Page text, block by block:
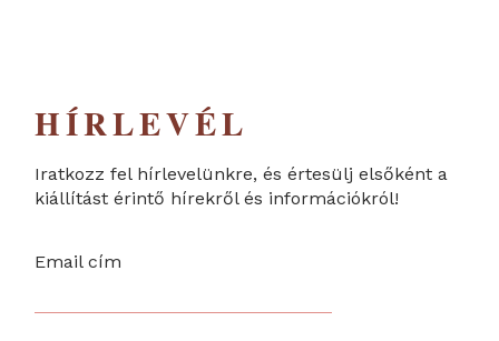
HÍRLEVÉL
Iratkozz fel hírlevelünkre, és értesülj elsőként a
kiállítást érintő hírekről és információkról!
Email cím